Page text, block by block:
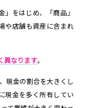
」をはじめ、「商品」
や店舗も資産に含まれ
異なります。
現金の割合を大きくし
現金を多く所有してい